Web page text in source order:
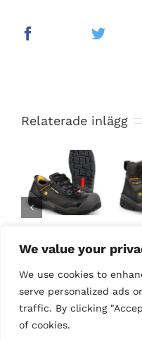
We value your
We use cookies to
serve personalized ads
traffic. By clicking
of cookies.
Relaterade inlägg
Terra